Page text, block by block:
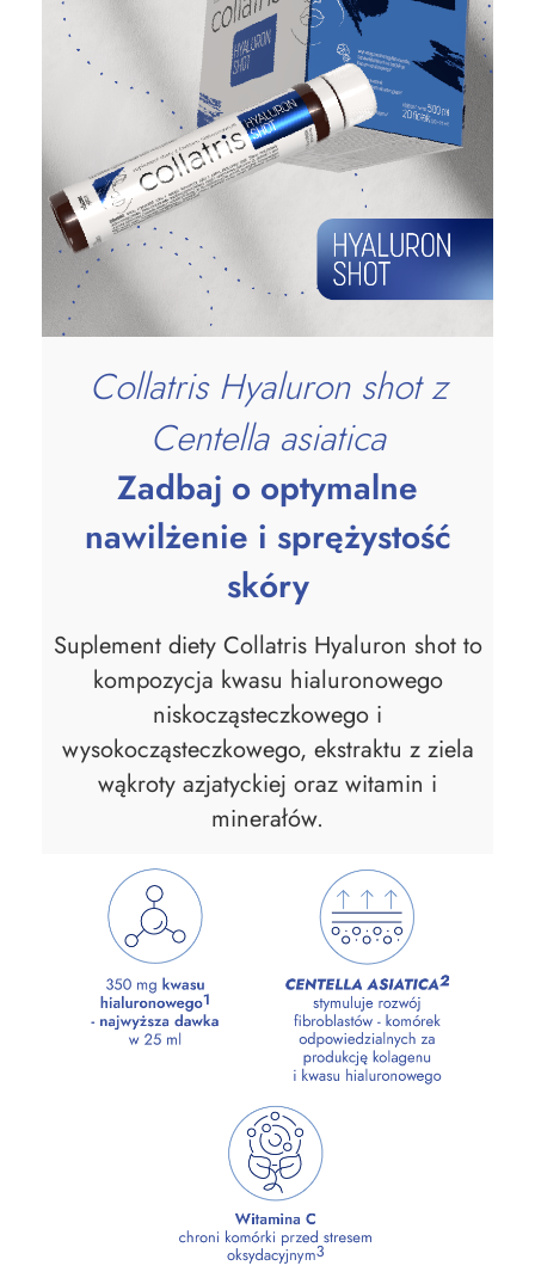
Collatris Hyaluron shot z
Centella asiatica
Zadbaj o optymalne
nawilżenie i sprężystość
skóry
Suplement diety Collatris Hyaluron shot to
kompozycja kwasu hialuronowego
niskocząsteczkowego i
wysokocząsteczkowego, ekstraktu z ziela
wąkroty azjatyckiej oraz witamin i
minerałów.